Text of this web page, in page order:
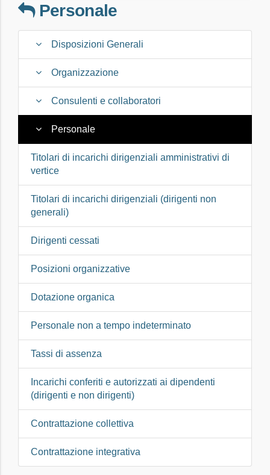
Personale
Disposizioni Generali
Organizzazione
Consulenti e collaboratori
Personale
Titolari di incarichi dirigenziali amministrativi di
vertice
Titolari di incarichi dirigenziali (dirigenti non
generali)
Dirigenti cessati
Posizioni organizzative
Dotazione organica
Personale non a tempo indeterminato
Tassi di assenza
Incarichi conferiti e autorizzati ai dipendenti
(dirigenti e non dirigenti)
Contrattazione collettiva
Contrattazione integrativa